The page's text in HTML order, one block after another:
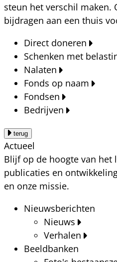
steun het verschil maken.
bijdragen aan een thuis
Direct doneren
Schenken met
Nalaten
Fonds op naam
Fondsen
Bedrijven
terug
Actueel
Blijf op de hoogte van het
publicaties en
en onze missie.
Nieuwsberichten
Nieuws
Verhalen
Beeldbanken